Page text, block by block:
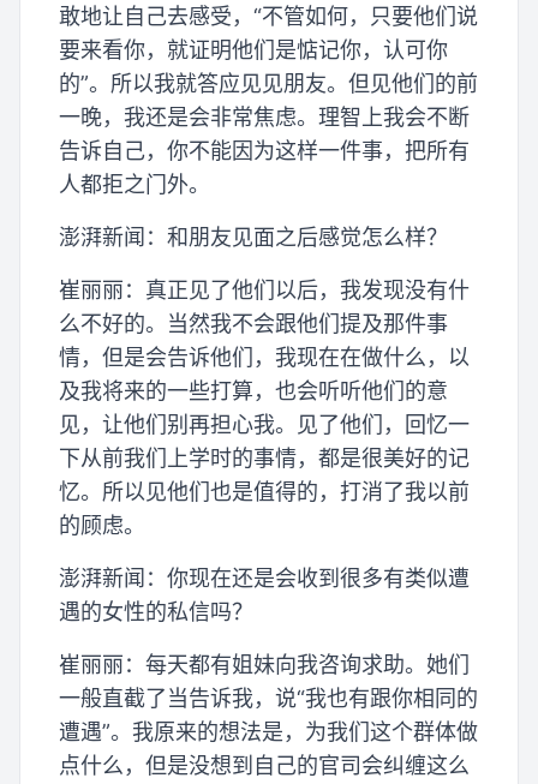
敢地让自己去感受，“不管如何，只要他们说
要来看你，就证明他们是惦记你，认可你
的”。所以我就答应见见朋友。但见他们的前
一晚，我还是会非常焦虑。理智上我会不断
告诉自己，你不能因为这样一件事，把所有
人都拒之门外。
澎湃新闻：和朋友见面之后感觉怎么样？
崔丽丽：真正见了他们以后，我发现没有什
么不好的。当然我不会跟他们提及那件事
情，但是会告诉他们，我现在在做什么，以
及我将来的一些打算，也会听听他们的意
见，让他们别再担心我。见了他们，回忆一
下从前我们上学时的事情，都是很美好的记
忆。所以见他们也是值得的，打消了我以前
的顾虑。
澎湃新闻：你现在还是会收到很多有类似遭
遇的女性的私信吗？
崔丽丽：每天都有姐妹向我咨询求助。她们
一般直截了当告诉我，说“我也有跟你相同的
遭遇”。我原来的想法是，为我们这个群体做
点什么，但是没想到自己的官司会纠缠这么